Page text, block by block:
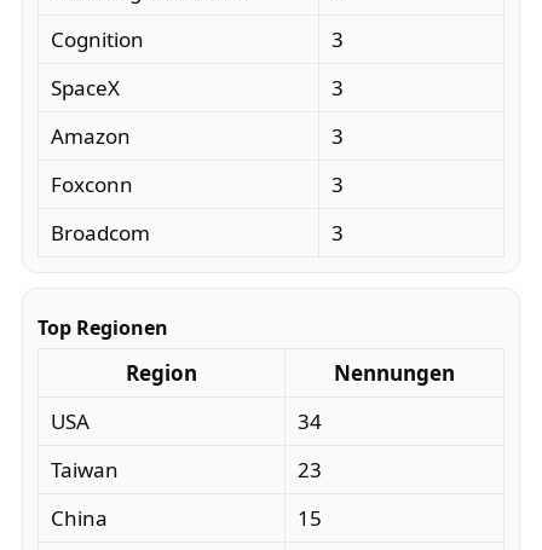
Cognition
3
SpaceX
3
Amazon
3
Foxconn
3
Broadcom
3
Top Regionen
Region
Nennungen
USA
34
Taiwan
23
China
15